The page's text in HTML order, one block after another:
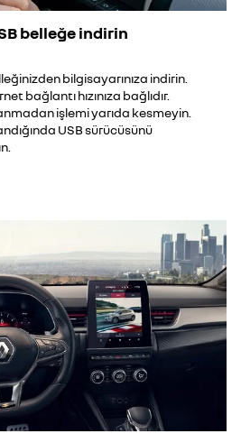
belleğe indirin
bilgisayarınıza indirin.
bağlantı hızınıza bağlıdır.
işlemi yarıda kesmeyin.
USB sürücüsünü